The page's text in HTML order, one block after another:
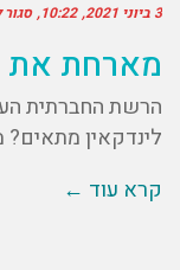
3 ביוני 2021 10:22 סגור
מארחת את
הרשת החברתית
לינדקאין
קרא עוד ←